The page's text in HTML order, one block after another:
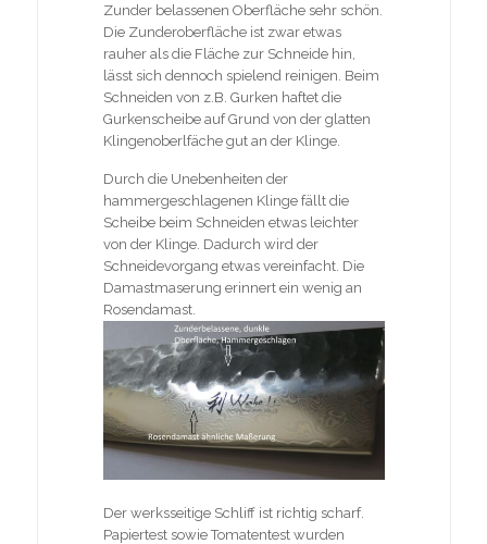
Zunder belassenen Oberfläche sehr schön.
Die Zunderoberfläche ist zwar etwas
rauher als die Fläche zur Schneide hin,
lässt sich dennoch spielend reinigen. Beim
Schneiden von z.B. Gurken haftet die
Gurkenscheibe auf Grund von der glatten
Klingenoberlfäche gut an der Klinge.
Durch die Unebenheiten der
hammergeschlagenen Klinge fällt die
Scheibe beim Schneiden etwas leichter
von der Klinge. Dadurch wird der
Schneidevorgang etwas vereinfacht. Die
Damastmaserung erinnert ein wenig an
Rosendamast.
Der werksseitige Schliff ist richtig scharf.
Papiertest sowie Tomatentest wurden